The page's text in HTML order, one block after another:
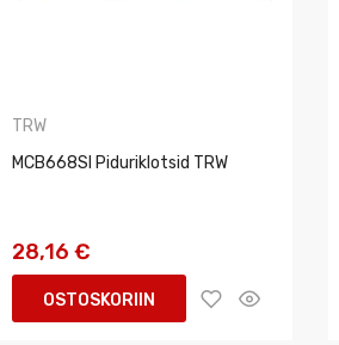
TRW
MCB668SI Piduriklotsid TRW
28,16 €
OSTOSKORIIN